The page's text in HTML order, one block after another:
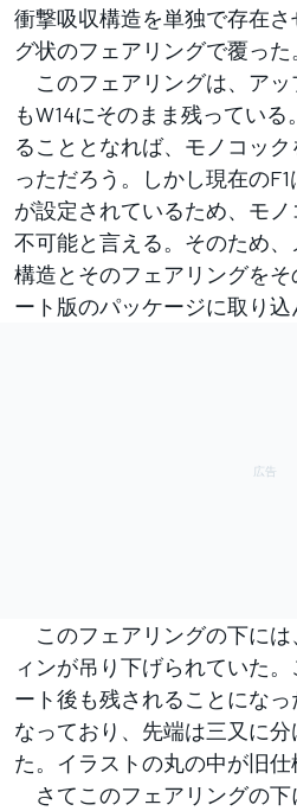
衝撃吸収構造を単独で存在
グ状のフェアリングで覆った
このフェアリングは、アッ
もW14にそのまま残っている
ることとなれば、モノコッ
っただろう。しかし現在の
が設定されているため、モ
不可能と言える。そのため
構造とそのフェアリングを
ート版のパッケージに取り込
このフェアリングの下には
ィンが吊り下げられていた
ート後も残されることになっ
なっており、先端は三又に
た。イラストの丸の中が旧仕
さてこのフェアリングの下